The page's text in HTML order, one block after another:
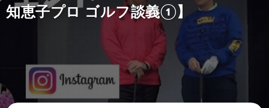
知恵子プロ ゴルフ談義①】